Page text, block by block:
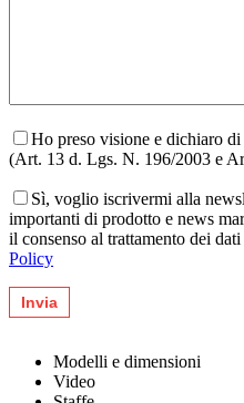
Ho preso visione e dichiaro di
(Art. 13 d. Lgs. N. 196/2003 e
Sì, voglio iscrivermi alla
importanti di prodotto e news
il consenso al trattamento dei
Policy
Modelli e dimensioni
Video